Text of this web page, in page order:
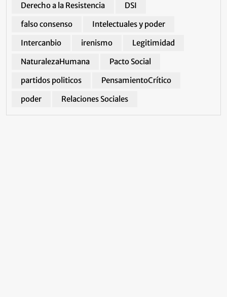
Derecho a la Resistencia
DSI
falso consenso
Intelectuales y poder
Intercanbio
irenismo
Legitimidad
NaturalezaHumana
Pacto Social
partidos politicos
PensamientoCrítico
poder
Relaciones Sociales